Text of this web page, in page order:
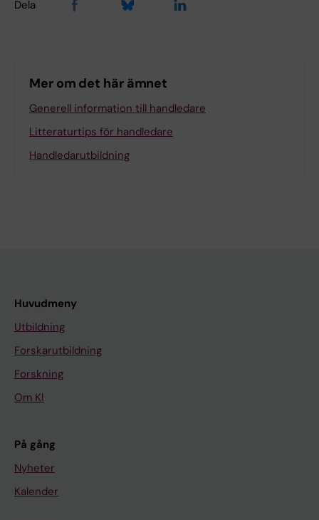
Dela
Mer om det här ämnet
Generell information till handledare
Litteraturtips för handledare
Handledarutbildning
Huvudmeny
Utbildning
Forskarutbildning
Forskning
Om KI
På gång
Nyheter
Kalender